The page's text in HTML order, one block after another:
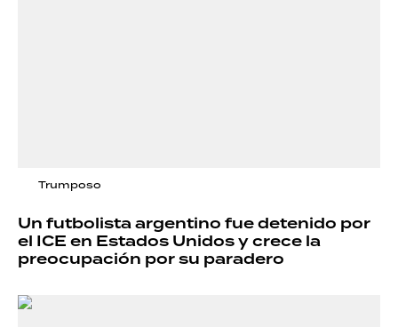
Trumposo
Un futbolista argentino fue detenido por
el ICE en Estados Unidos y crece la
preocupación por su paradero